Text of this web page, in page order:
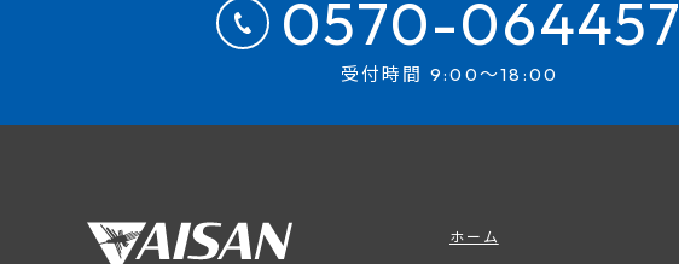
0570-064457
受付時間 9:00～18:00
ホーム